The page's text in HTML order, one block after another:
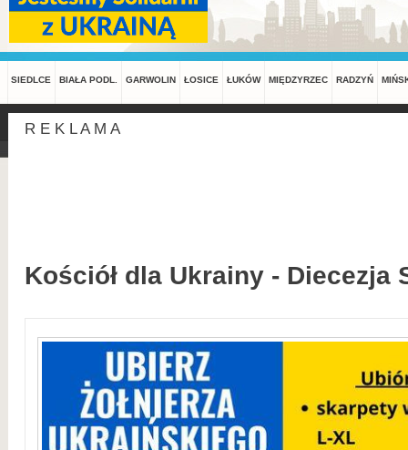
SIEDLCE BIAŁA PODL. GARWOLIN ŁOSICE ŁUKÓW MIĘDZYRZEC RADZYŃ
R E K L A M A
Kościół dla Ukrainy - Diecezja